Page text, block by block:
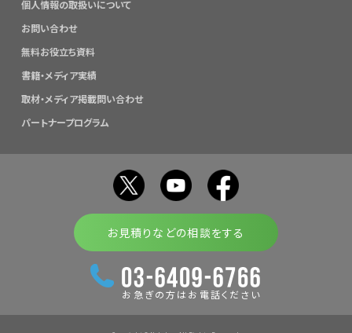
個人情報の取扱いについて
お問い合わせ
無料お役立ち資料
書籍・メディア実績
取材・メディア掲載問い合わせ
パートナープログラム
お見積りなどの相談をする
お急ぎの方はお電話ください